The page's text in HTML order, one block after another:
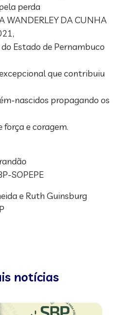
perda
WANDERLEY DA CUNHA
Estado de Pernambuco
que contribuiu
nascidos propagando os
e coragem.
SOPEPE
e Ruth Guinsburg
notícias